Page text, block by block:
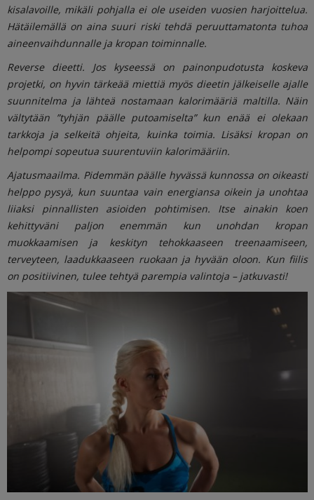
kisalavoille, mikäli pohjalla ei ole useiden vuosien harjoittelua.
Hätäilemällä on aina suuri riski tehdä peruuttamatonta tuhoa
aineenvaihdunnalle ja kropan toiminnalle.
Reverse dieetti. Jos kyseessä on painonpudotusta koskeva
projetki, on hyvin tärkeää miettiä myös dieetin jälkeiselle ajalle
suunnitelma ja lähteä nostamaan kalorimääriä maltilla. Näin
vältytään ”tyhjän päälle putoamiselta” kun enää ei olekaan
tarkkoja ja selkeitä ohjeita, kuinka toimia. Lisäksi kropan on
helpompi sopeutua suurentuviin kalorimääriin.
Ajatusmaailma. Pidemmän päälle hyvässä kunnossa on oikeasti
helppo pysyä, kun suuntaa vain energiansa oikein ja unohtaa
liiaksi pinnallisten asioiden pohtimisen. Itse ainakin koen
kehittyväni paljon enemmän kun unohdan kropan
muokkaamisen ja keskityn tehokkaaseen treenaamiseen,
terveyteen, laadukkaaseen ruokaan ja hyvään oloon. Kun fiilis
on positiivinen, tulee tehtyä parempia valintoja – jatkuvasti!